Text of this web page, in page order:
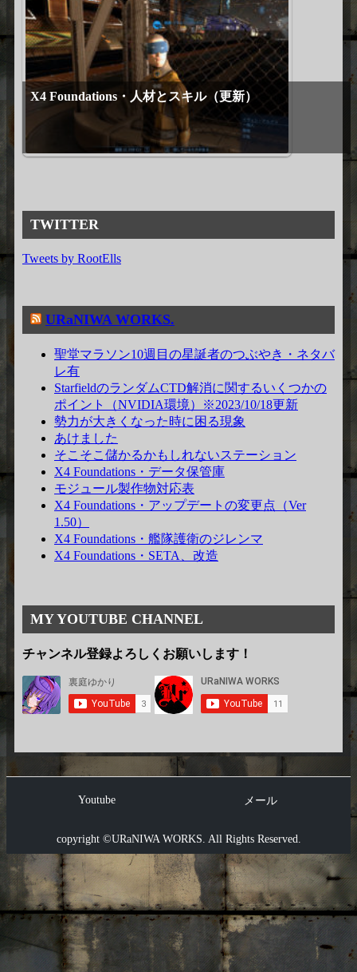
X4 Foundations・人材とスキル（更新）
TWITTER
Tweets by RootElls
URaNIWA WORKS.
聖堂マラソン10週目の星誕者のつぶやき・ネタバ
レ有
StarfieldのランダムCTD解消に関するいくつかの
ポイント（NVIDIA環境）※2023/10/18更新
勢力が大きくなった時に困る現象
あけました
そこそこ儲かるかもしれないステーション
X4 Foundations・データ保管庫
モジュール製作物対応表
X4 Foundations・アップデートの変更点（Ver
1.50）
X4 Foundations・艦隊護衛のジレンマ
X4 Foundations・SETA、改造
MY YOUTUBE CHANNEL
チャンネル登録よろしくお願いします！
Youtube メール
copyright ©URaNIWA WORKS. All Rights Reserved.